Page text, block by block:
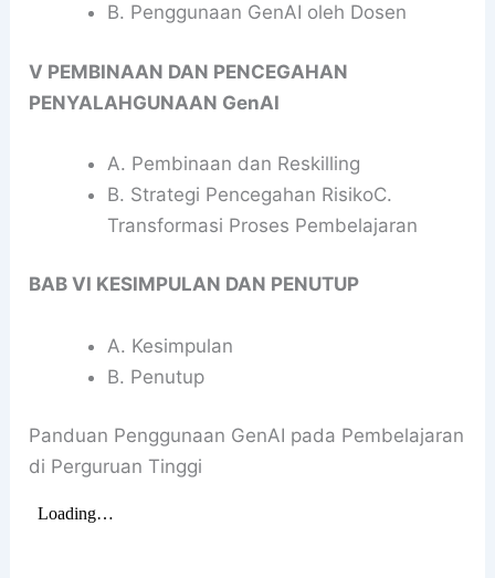
B. Penggunaan GenAI oleh Dosen
V PEMBINAAN DAN PENCEGAHAN
PENYALAHGUNAAN GenAI
A. Pembinaan dan Reskilling
B. Strategi Pencegahan RisikoC.
Transformasi Proses Pembelajaran
BAB VI KESIMPULAN DAN PENUTUP
A. Kesimpulan
B. Penutup
Panduan Penggunaan GenAI pada Pembelajaran
di Perguruan Tinggi